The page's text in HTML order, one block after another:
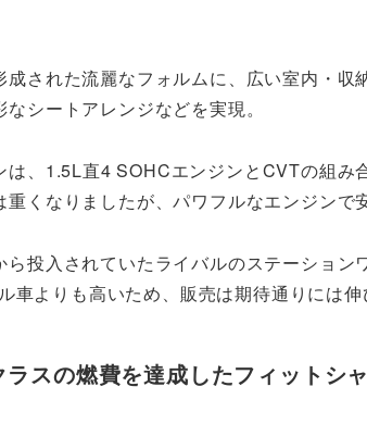
成された流麗なフォルムに、広い室内・収
なシートアレンジなどを実現。
は、1.5L直4 SOHCエンジンとCVTの組み
重くなりましたが、パワフルなエンジンで
ら投入されていたライバルのステーション
よりも高いため、販売は期待通りには伸
スの燃費を達成したフィットシ